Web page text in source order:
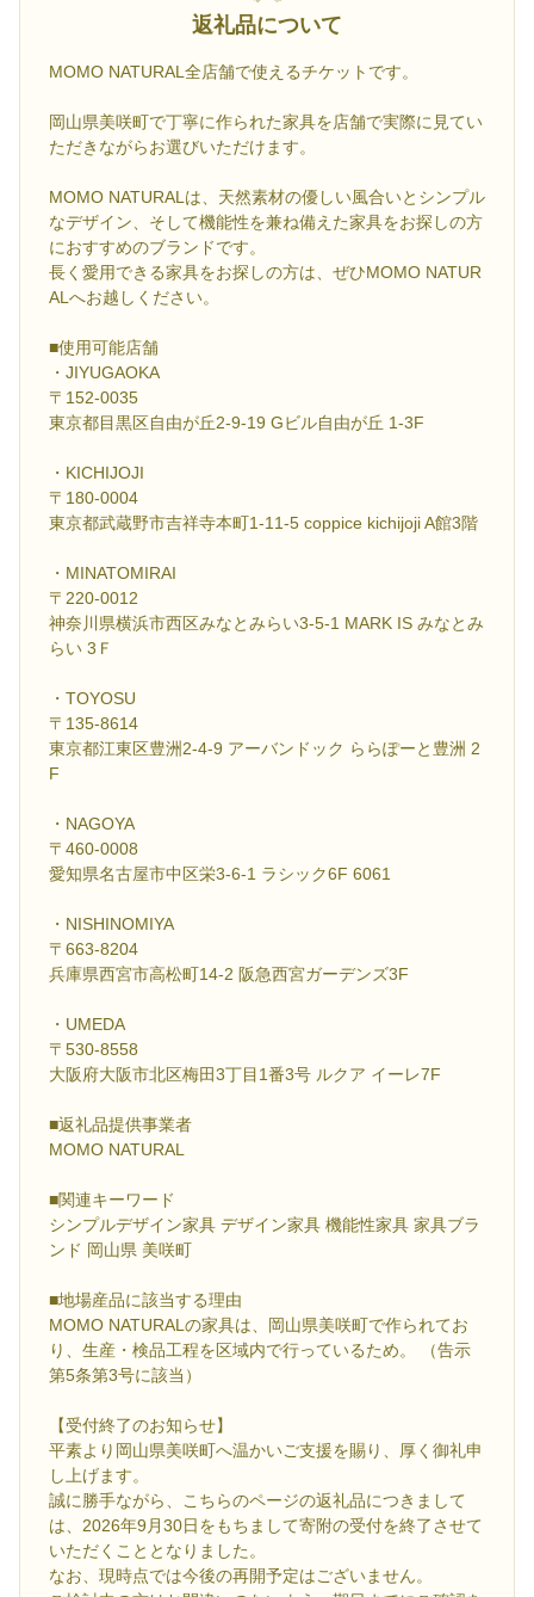
返礼品について
MOMO NATURAL全店舗で使えるチケットです。
岡山県美咲町で丁寧に作られた家具を店舗で実際に見てい
ただきながらお選びいただけます。
MOMO NATURALは、天然素材の優しい風合いとシンプル
なデザイン、そして機能性を兼ね備えた家具をお探しの方
におすすめのブランドです。
長く愛用できる家具をお探しの方は、ぜひMOMO NATUR
ALへお越しください。
■使用可能店舗
・JIYUGAOKA
〒152-0035
東京都目黒区自由が丘2-9-19 Gビル自由が丘 1-3F
・KICHIJOJI
〒180-0004
東京都武蔵野市吉祥寺本町1-11-5 coppice kichijoji A館3階
・MINATOMIRAI
〒220-0012
神奈川県横浜市西区みなとみらい3-5-1 MARK IS みなとみ
らい 3Ｆ
・TOYOSU
〒135-8614
東京都江東区豊洲2-4-9 アーバンドック ららぽーと豊洲 2
F
・NAGOYA
〒460-0008
愛知県名古屋市中区栄3-6-1 ラシック6F 6061
・NISHINOMIYA
〒663-8204
兵庫県西宮市高松町14-2 阪急西宮ガーデンズ3F
・UMEDA
〒530-8558
大阪府大阪市北区梅田3丁目1番3号 ルクア イーレ7F
■返礼品提供事業者
MOMO NATURAL
■関連キーワード
シンプルデザイン家具 デザイン家具 機能性家具 家具ブラ
ンド 岡山県 美咲町
■地場産品に該当する理由
MOMO NATURALの家具は、岡山県美咲町で作られてお
り、生産・検品工程を区域内で行っているため。 （告示
第5条第3号に該当）
【受付終了のお知らせ】
平素より岡山県美咲町へ温かいご支援を賜り、厚く御礼申
し上げます。
誠に勝手ながら、こちらのページの返礼品につきまして
は、2026年9月30日をもちまして寄附の受付を終了させて
いただくこととなりました。
なお、現時点では今後の再開予定はございません。